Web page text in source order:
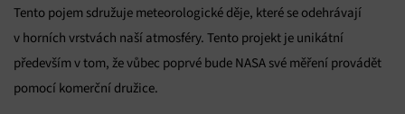
Tento pojem sdružuje meteorologické děje, které se odehrávají
v horních vrstvách naší atmosféry. Tento projekt je unikátní
především v tom, že vůbec poprvé bude NASA své měření provádět
pomocí komerční družice.